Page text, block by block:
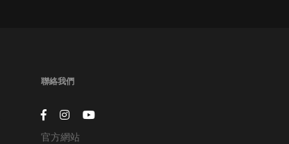
聯絡我們
官方網站